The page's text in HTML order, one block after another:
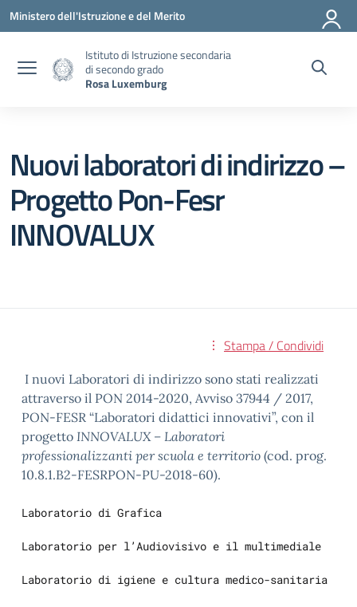
Vai ai contenuti
Vai al menu di navigazione
Vai al footer
Ministero dell'Istruzione e del Merito
Istituto di Istruzione secondaria
di secondo grado
Rosa Luxemburg
Nuovi laboratori di indirizzo –
Progetto Pon-Fesr
INNOVALUX
Stampa / Condividi
I nuovi Laboratori di indirizzo sono stati realizzati
attraverso il PON 2014-2020, Avviso 37944 / 2017,
PON-FESR “Laboratori didattici innovativi”, con il
progetto INNOVALUX – Laboratori
professionalizzanti per scuola e territorio (cod. prog.
10.8.1.B2-FESRPON-PU-2018-60).
Laboratorio di Grafica
Laboratorio per l’Audiovisivo e il multimediale
Laboratorio di igiene e cultura medico-sanitaria